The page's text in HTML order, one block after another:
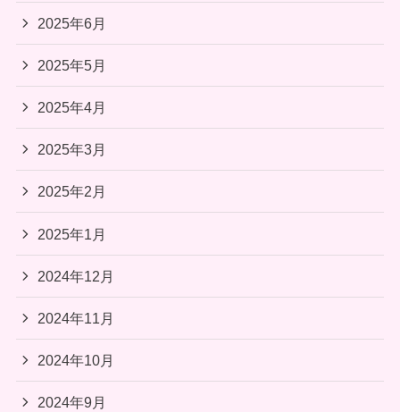
2025年6月
2025年5月
2025年4月
2025年3月
2025年2月
2025年1月
2024年12月
2024年11月
2024年10月
2024年9月